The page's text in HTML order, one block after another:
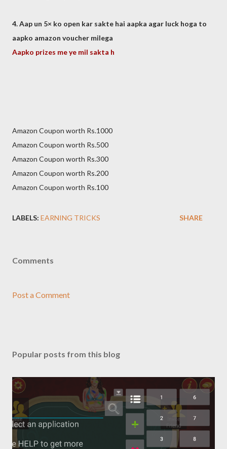
4. Aap un 5× ko open kar sakte hai aapka agar luck hoga to
aapko amazon voucher milega
Aapko prizes me ye mil sakta h
Amazon Coupon worth Rs.1000
Amazon Coupon worth Rs.500
Amazon Coupon worth Rs.300
Amazon Coupon worth Rs.200
Amazon Coupon worth Rs.100
LABELS: EARNING TRICKS SHARE
Comments
Post a Comment
Popular posts from this blog